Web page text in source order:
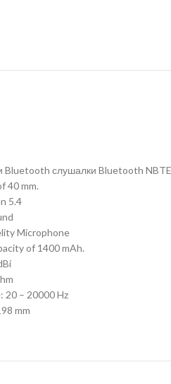
Bluetooth слушалки Bluetooth
40 mm.
5.4
Microphone
of 1400 mAh.
20 – 20000 Hz
mm